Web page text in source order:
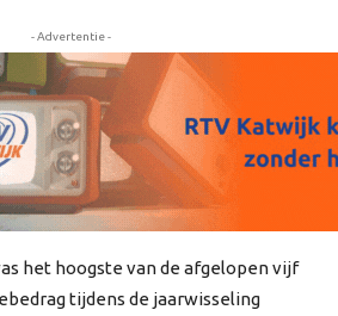
- Advertentie -
het hoogste van de afgelopen vijf
tijdens de jaarwisseling